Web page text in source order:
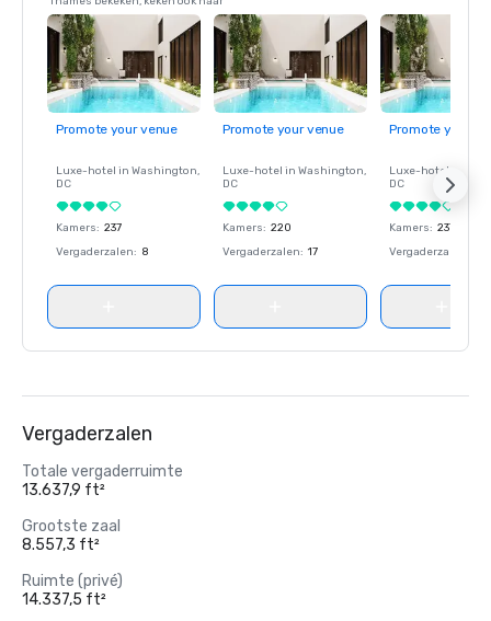
Promote your venue
Luxe-hotel in Washington,
DC
Kamers: 237
Vergaderzalen: 8
Promote your venue
Luxe-hotel in Washington,
DC
Kamers: 220
Vergaderzalen: 17
Promote your
Luxe-hotel in
DC
Kamers: 237
Vergaderzalen
Vergaderzalen
Totale vergaderruimte
13.637,9 ft²
Grootste zaal
8.557,3 ft²
Ruimte (privé)
14.337,5 ft²